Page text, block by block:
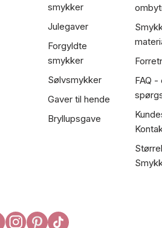
smykker
Julegaver
Forgyldte
smykker
Sølvsmykker
Gaver til hende
Bryllupsgave
FAQ